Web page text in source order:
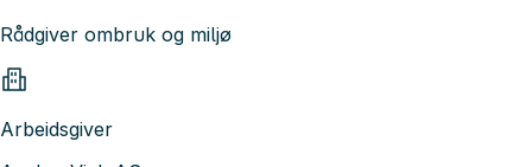
Rådgiver ombruk og miljø
Arbeidsgiver